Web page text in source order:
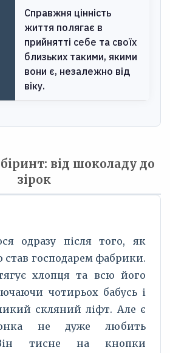
Справжня цінність
життя полягає в
прийнятті себе та своїх
близьких такими, якими
вони є, незалежно від
віку.
від шоколаду до
зірок
одразу після того, як
став господарем фабрики.
хлопця та всю його
чотирьох бабусь і
скляний ліфт. Але є
не дуже любить
Він тисне на кнопки